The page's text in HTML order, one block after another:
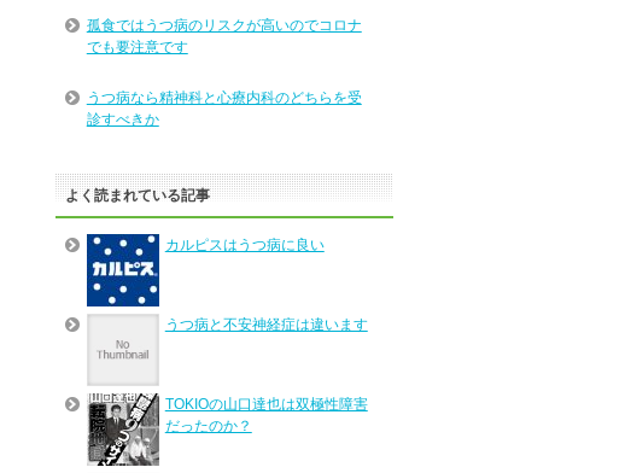
孤食ではうつ病のリスクが高いのでコロナ
でも要注意です
うつ病なら精神科と心療内科のどちらを受
診すべきか
よく読まれている記事
カルピスはうつ病に良い
うつ病と不安神経症は違います
TOKIOの山口達也は双極性障害
だったのか？